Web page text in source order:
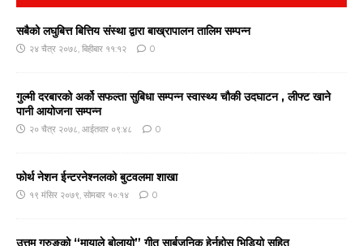
सबैको लघुबित्त बित्तिय संस्था द्वारा बाख्रापालन तालिम सम्पन्न
२४ चैत्र २०७८, बिहीबार ११:१२ 0
गुल्मी दरबारको अर्को सफल्ता सुबिधा सम्पन्न स्वास्थ्य चौकी उदघाटन , लीफ्ट खाने
पानी आयोजना सम्पन्न
२० चैत्र २०७८, आईतवार ०९:४८ 0
फोर्थ नेशन ईन्टरनेश्नलको बुटवलमा शाखा
१९ मंसिर २०७९, सोमबार १०:१४ 0
उत्तम गुरुङको “मायाले बोलायो” गीत सार्बजनिक हेर्नुहोस भिडियो सहित